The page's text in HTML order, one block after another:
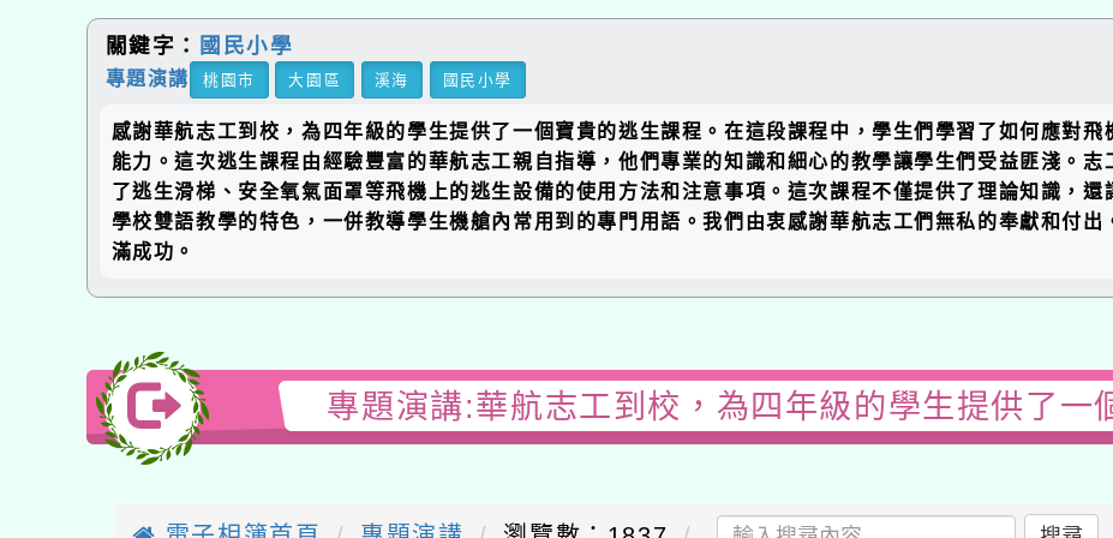
關鍵字： 國民小學
專題演講 桃園市 大園區 溪海 國民小學
感謝華航志工到校，為四年級的學生提供了一個寶貴的逃生課程。在這段課程中，學生們學習了如何應對
能力。這次逃生課程由經驗豐富的華航志工親自指導，他們專業的知識和細心的教學讓學生們受益匪淺。
了逃生滑梯、安全氧氣面罩等飛機上的逃生設備的使用方法和注意事項。這次課程不僅提供了理論知識，
學校雙語教學的特色，一併教導學生機艙內常用到的專門用語。我們由衷感謝華航志工們無私的奉獻和付
滿成功。
專題演講:華航志工到校，為四年級的學生提供了一